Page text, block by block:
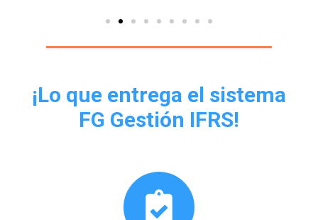
¡Lo que entrega el sistema
FG Gestión IFRS!